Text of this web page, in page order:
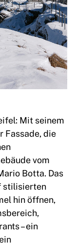
Mit seinem
Fassade, die
vom
Botta. Das
stilisierten
hin öffnen,
– ein